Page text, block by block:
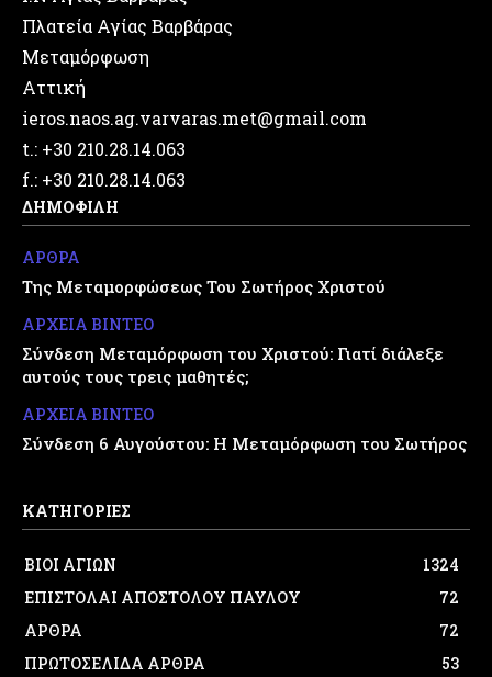
Πλατεία Αγίας Βαρβάρας
Μεταμόρφωση
Αττική
ieros.naos.ag.varvaras.met@gmail.com
t.: +30 210.28.14.063
f.: +30 210.28.14.063
ΔΗΜΟΦΙΛΗ
ΑΡΘΡΑ
Της Μεταμορφώσεως Του Σωτήρος Χριστού
ΑΡΧΕΙΑ ΒΙΝΤΕΟ
Σύνδεση Μεταμόρφωση του Χριστού: Γιατί διάλεξε
αυτούς τους τρεις μαθητές;
ΑΡΧΕΙΑ ΒΙΝΤΕΟ
Σύνδεση 6 Αυγούστου: Η Μεταμόρφωση του Σωτήρος
ΚΑΤΗΓΟΡΙΕΣ
ΒΙΟΙ ΑΓΙΩΝ
1324
ΕΠΙΣΤΟΛΑΙ ΑΠΟΣΤΟΛΟΥ ΠΑΥΛΟΥ
72
ΑΡΘΡΑ
72
ΠΡΩΤΟΣΕΛΙΔΑ ΑΡΘΡΑ
53